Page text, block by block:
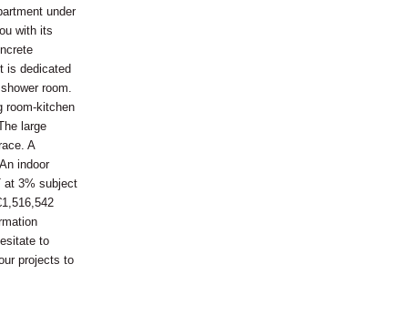
under
with its
is dedicated
room.
room-kitchen
large
A
indoor
at 3% subject
to
projects to